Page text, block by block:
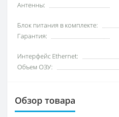
Антенны:
Блок питания в комплекте:
Гарантия:
Интерфейс Ethernet:
Объем ОЗУ:
Обзор товара